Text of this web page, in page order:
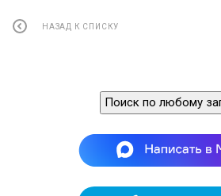
НАЗАД К СПИСКУ
Поиск по любому